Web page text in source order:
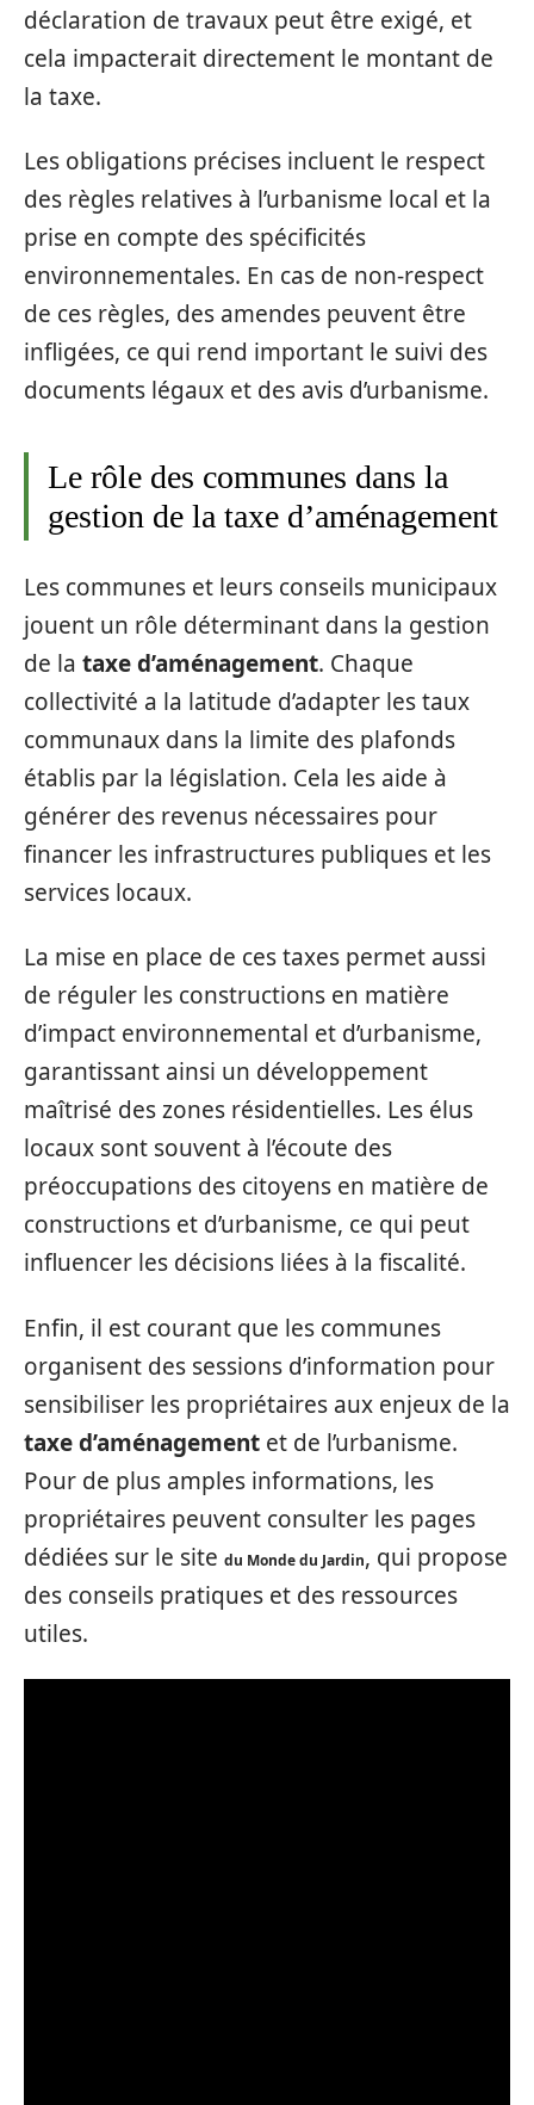
déclaration de travaux peut être exigé, et
cela impacterait directement le montant de
la taxe.
Les obligations précises incluent le respect
des règles relatives à l’urbanisme local et la
prise en compte des spécificités
environnementales. En cas de non-respect
de ces règles, des amendes peuvent être
infligées, ce qui rend important le suivi des
documents légaux et des avis d’urbanisme.
Le rôle des communes dans la
gestion de la taxe d’aménagement
Les communes et leurs conseils municipaux
jouent un rôle déterminant dans la gestion
de la taxe d’aménagement. Chaque
collectivité a la latitude d’adapter les taux
communaux dans la limite des plafonds
établis par la législation. Cela les aide à
générer des revenus nécessaires pour
financer les infrastructures publiques et les
services locaux.
La mise en place de ces taxes permet aussi
de réguler les constructions en matière
d’impact environnemental et d’urbanisme,
garantissant ainsi un développement
maîtrisé des zones résidentielles. Les élus
locaux sont souvent à l’écoute des
préoccupations des citoyens en matière de
constructions et d’urbanisme, ce qui peut
influencer les décisions liées à la fiscalité.
Enfin, il est courant que les communes
organisent des sessions d’information pour
sensibiliser les propriétaires aux enjeux de la
taxe d’aménagement et de l’urbanisme.
Pour de plus amples informations, les
propriétaires peuvent consulter les pages
dédiées sur le site du Monde du Jardin, qui propose
des conseils pratiques et des ressources
utiles.